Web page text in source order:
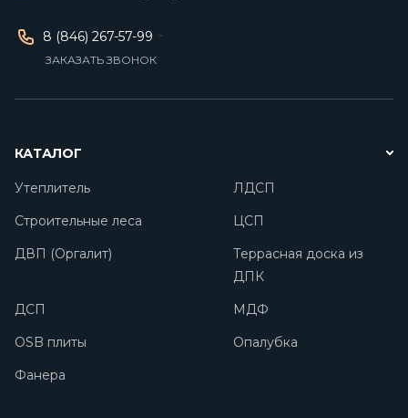
8 (846) 267-57-99
ЗАКАЗАТЬ ЗВОНОК
КАТАЛОГ
Утеплитель
ЛДСП
Строительные леса
ЦСП
ДВП (Оргалит)
Террасная доска из
ДПК
ДСП
МДФ
OSB плиты
Опалубка
Фанера